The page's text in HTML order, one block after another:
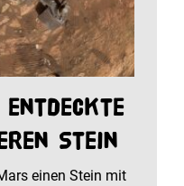
entdeckte
Stein
einen Stein mit